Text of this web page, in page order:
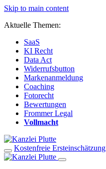
Skip to main content
Aktuelle Themen:
SaaS
KI Recht
Data Act
Widerrufsbutton
Markenanmeldung
Coaching
Fotorecht
Bewertungen
Frommer Legal
Vollmacht
Kostenfreie Ersteinschätzung